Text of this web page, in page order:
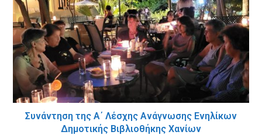
Συνάντηση της Α΄ Λέσχης Ανάγνωσης Ενηλίκων
Δημοτικής Βιβλιοθήκης Χανίων